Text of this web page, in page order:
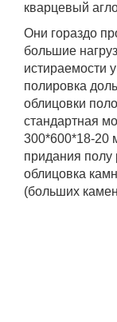
кварцевый
Они гораздо
большие
истираемости
полировка
облицовки
стандартная
300*600*18-20
придания полу
облицовка
(больших